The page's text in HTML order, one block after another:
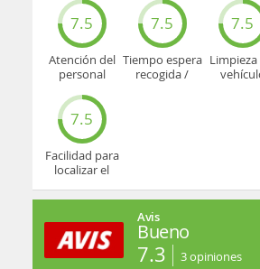
7.5
Atención del
personal
7.5
Tiempo espera
recogida /
7.5
Limpieza
7.5
Facilidad para
localizar el
oficina
Avis
Bueno
7.3 3opiniones